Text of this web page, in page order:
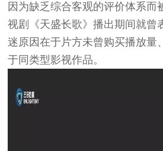
因为缺乏综合客观的评价体系而
视剧《天盛长歌》播出期间就曾
迷原因在于片方未曾购买播放量
于同类型影视作品。